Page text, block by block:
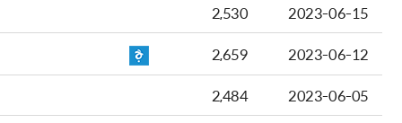
2,530
2023-06-15
2,659
2023-06-12
2,484
2023-06-05